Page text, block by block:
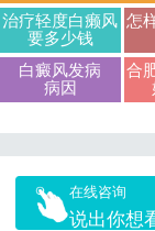
治疗轻度白癞风
要多少钱
怎
白癜风发病
病因
合
在线咨询
说出你想